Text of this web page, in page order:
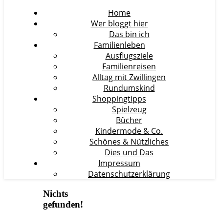
Home
Wer bloggt hier
Das bin ich
Familienleben
Ausflugsziele
Familienreisen
Alltag mit Zwillingen
Rundumskind
Shoppingtipps
Spielzeug
Bücher
Kindermode & Co.
Schönes & Nützliches
Dies und Das
Impressum
Datenschutzerklärung
Nichts
gefunden!